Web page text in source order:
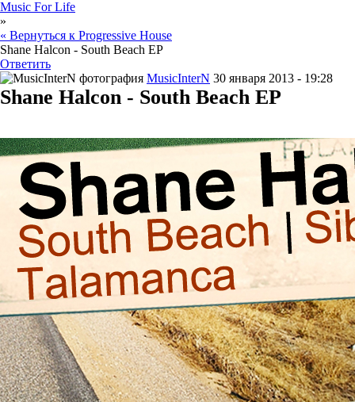
Music For Life
»
« Вернуться к Progressive House
Shane Halcon - South Beach EP
Ответить
MusicInterN 30 января 2013 - 19:28
Shane Halcon - South Beach EP